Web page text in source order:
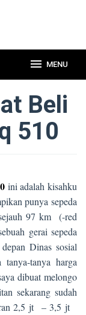
MENU
Beli
510
ini adalah kisahku
punya sepeda
97 km (-red
gerai sepeda
Dinas sosial
tanya harga
dibuat melongo
sekarang sudah
2,5 jt – 3,5 jt